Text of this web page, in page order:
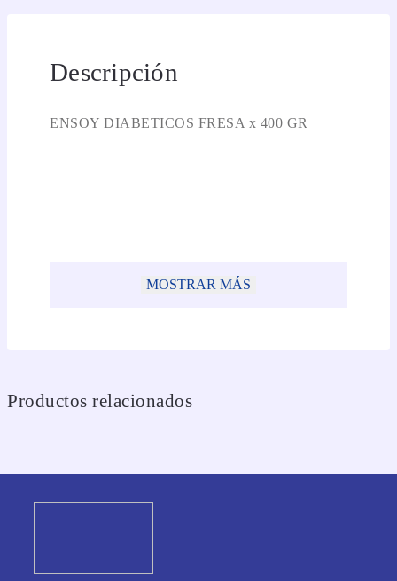
Descripción
ENSOY DIABETICOS FRESA x 400 GR
MOSTRAR MÁS
Productos relacionados